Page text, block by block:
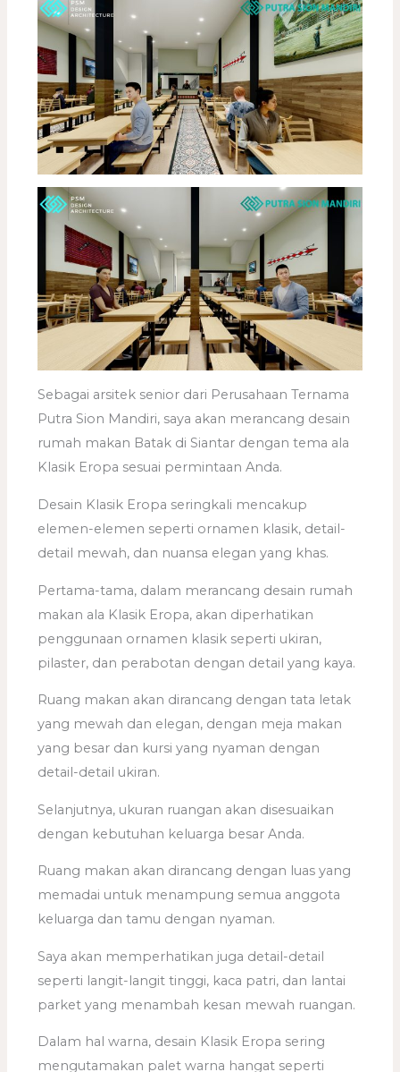
Sebagai arsitek senior dari Perusahaan Ternama
Putra Sion Mandiri, saya akan merancang desain
rumah makan Batak di Siantar dengan tema ala
Klasik Eropa sesuai permintaan Anda.
Desain Klasik Eropa seringkali mencakup
elemen-elemen seperti ornamen klasik, detail-
detail mewah, dan nuansa elegan yang khas.
Pertama-tama, dalam merancang desain rumah
makan ala Klasik Eropa, akan diperhatikan
penggunaan ornamen klasik seperti ukiran,
pilaster, dan perabotan dengan detail yang kaya.
Ruang makan akan dirancang dengan tata letak
yang mewah dan elegan, dengan meja makan
yang besar dan kursi yang nyaman dengan
detail-detail ukiran.
Selanjutnya, ukuran ruangan akan disesuaikan
dengan kebutuhan keluarga besar Anda.
Ruang makan akan dirancang dengan luas yang
memadai untuk menampung semua anggota
keluarga dan tamu dengan nyaman.
Saya akan memperhatikan juga detail-detail
seperti langit-langit tinggi, kaca patri, dan lantai
parket yang menambah kesan mewah ruangan.
Dalam hal warna, desain Klasik Eropa sering
mengutamakan palet warna hangat seperti